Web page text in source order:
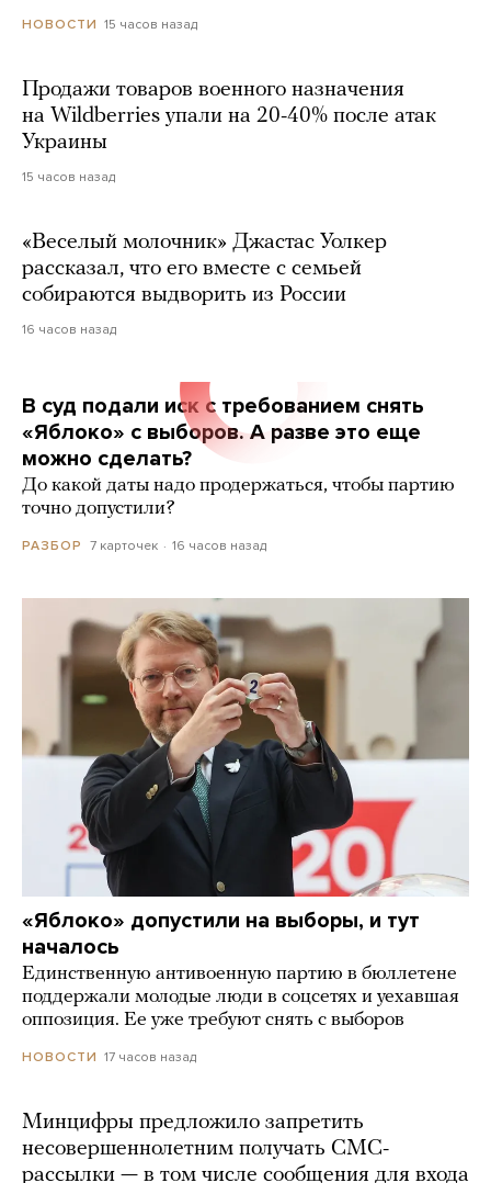
НОВОСТИ 15 часов назад
Продажи товаров военного назначения
на Wildberries упали на 20-40% после атак
Украины
15 часов назад
«Веселый молочник» Джастас Уолкер
рассказал, что его вместе с семьей
собираются выдворить из России
16 часов назад
В суд подали иск с требованием снять
«Яблоко» с выборов. А разве это еще
можно сделать?
До какой даты надо продержаться, чтобы партию
точно допустили?
РАЗБОР 7 карточек 16 часов назад
«Яблоко» допустили на выборы, и тут
началось
Единственную антивоенную партию в бюллетене
поддержали молодые люди в соцсетях и уехавшая
оппозиция. Ее уже требуют снять с выборов
НОВОСТИ 17 часов назад
Минцифры предложило запретить
несовершеннолетним получать СМС-
рассылки — в том числе сообщения для входа